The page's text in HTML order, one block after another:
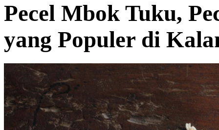
Pecel Mbok Tuku,
yang Populer di